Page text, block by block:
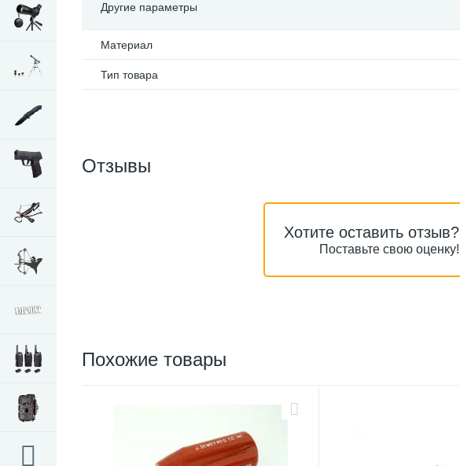
Другие параметры
Материал
Тип товара
Отзывы
Хотите оставить отзыв?
Поставьте свою оценку!
Похожие товары